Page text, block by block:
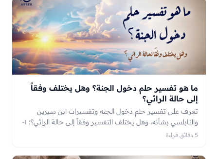
ما هو تفسير حلم دخول الجنة؟ وهل يختلف وفقاً
إلى حالة الرائي؟
تعرف على تفسير حلم دخول الجنة وتفسيرات ابن سيرين
والنابلسي بشأنه، وهل يختلف التفسير وفقاً إلى حالة الرائي؟: ١-
دخول الجنة للحامل | ٥- تفسير حلم دخول الجنة للرجل
5 دقائق قراءة